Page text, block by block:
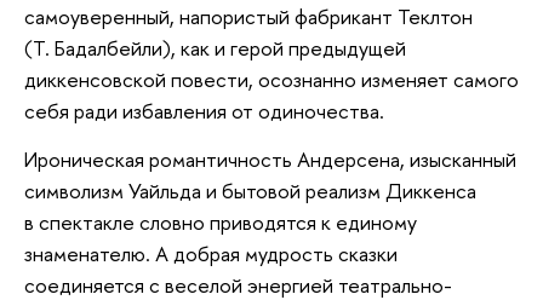
самоуверенный, напористый фабрикант Теклтон
(Т. Бадалбейли), как и герой предыдущей
диккенсовской повести, осознанно изменяет самого
себя ради избавления от одиночества.
Ироническая романтичность Андерсена, изысканный
символизм Уайльда и бытовой реализм Диккенса
в спектакле словно приводятся к единому
знаменателю. А добрая мудрость сказки
соединяется с веселой энергией театрально-